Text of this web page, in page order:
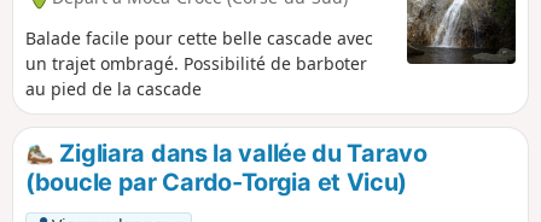
Balade facile pour cette belle cascade avec
un trajet ombragé. Possibilité de barboter
au pied de la cascade
Zigliara dans la vallée du Taravo
(boucle par Cardo-Torgia et Vicu)